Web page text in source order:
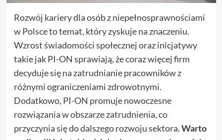
Rozwój kariery dla osób z niepełnosprawnościami
w Polsce to temat, który zyskuje na znaczeniu.
Wzrost świadomości społecznej oraz inicjatywy
takie jak PI-ON sprawiają, że coraz więcej firm
decyduje się na zatrudnianie pracowników z
różnymi ograniczeniami zdrowotnymi.
Dodatkowo, PI-ON promuje nowoczesne
rozwiązania w obszarze zatrudnienia, co
przyczynia się do dalszego rozwoju sektora.Warto